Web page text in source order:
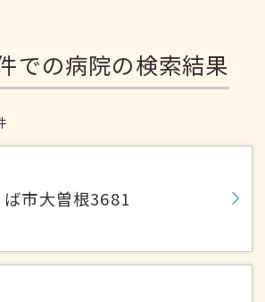
での病院の検索結果
市大曽根3681